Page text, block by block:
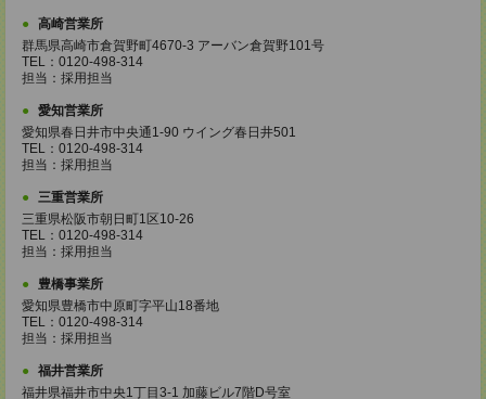
高崎営業所
群馬県高崎市倉賀野町4670-3 アーバン倉賀野101号
TEL：0120-498-314
担当：採用担当
愛知営業所
愛知県春日井市中央通1-90 ウイング春日井501
TEL：0120-498-314
担当：採用担当
三重営業所
三重県松阪市朝日町1区10-26
TEL：0120-498-314
担当：採用担当
豊橋事業所
愛知県豊橋市中原町字平山18番地
TEL：0120-498-314
担当：採用担当
福井営業所
福井県福井市中央1丁目3-1 加藤ビル7階D号室